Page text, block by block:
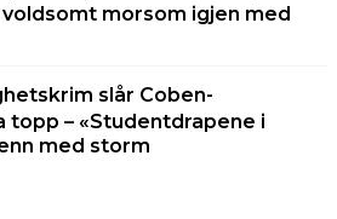
morsom igjen med
slår Coben-
topp – «Studentdrapene i
med storm